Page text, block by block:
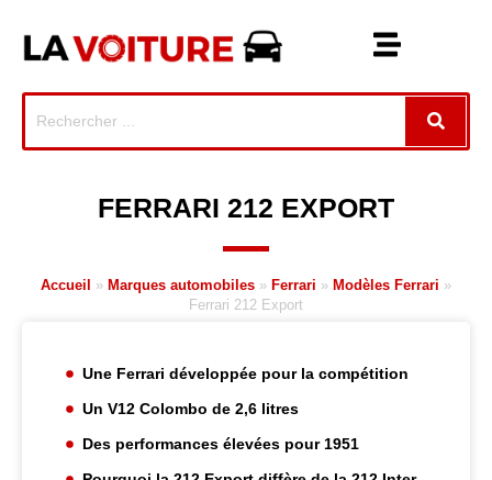
FERRARI 212 EXPORT
Accueil » Marques automobiles » Ferrari » Modèles Ferrari »
Ferrari 212 Export
Une Ferrari développée pour la compétition
Un V12 Colombo de 2,6 litres
Des performances élevées pour 1951